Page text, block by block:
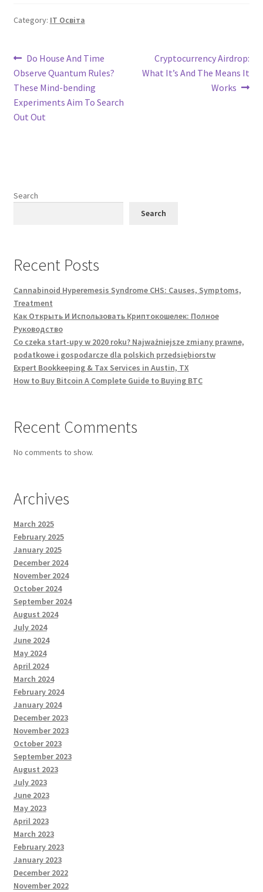
Category: IT Освіта
Post
navigation
Previous
post:
Do House And Time
Observe Quantum Rules?
These Mind-bending
Experiments Aim To Search
Out Out
Next
post:
Cryptocurrency Airdrop:
What It’s And The Means It
Works
Search
Search
Recent Posts
Cannabinoid Hyperemesis Syndrome CHS: Causes, Symptoms,
Treatment
Как Открыть И Использовать Криптокошелек: Полное
Руководство
Co czeka start-upy w 2020 roku? Najważniejsze zmiany prawne,
podatkowe i gospodarcze dla polskich przedsiębiorstw
Expert Bookkeeping & Tax Services in Austin, TX
How to Buy Bitcoin A Complete Guide to Buying BTC
Recent Comments
No comments to show.
Archives
March 2025
February 2025
January 2025
December 2024
November 2024
October 2024
September 2024
August 2024
July 2024
June 2024
May 2024
April 2024
March 2024
February 2024
January 2024
December 2023
November 2023
October 2023
September 2023
August 2023
July 2023
June 2023
May 2023
April 2023
March 2023
February 2023
January 2023
December 2022
November 2022